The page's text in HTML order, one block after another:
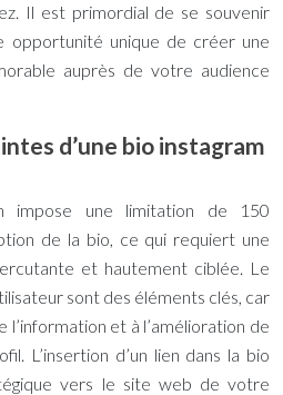
Il est primordial de se souvenir
opportunité unique de créer une
auprès de votre audience
d’une bio instagram
impose une limitation de 150
de la bio, ce qui requiert une
et hautement ciblée. Le
sont des éléments clés, car
l’information et à l’amélioration de
L’insertion d’un lien dans la bio
vers le site web de votre